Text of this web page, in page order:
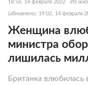
18:56, 14 февраля 2022 Из
(обновлено: 19:02, 14 февраля
Женщина
министра
лишилась
Британка влюбилась